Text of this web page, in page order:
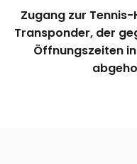
Zugang zur
Transponder, der
Öffnungszeiten